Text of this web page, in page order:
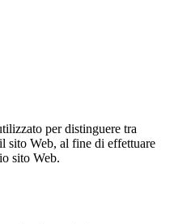
per distinguere tra
sito Web, al fine di effettuare
sito Web.